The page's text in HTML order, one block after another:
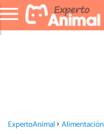
ExpertoAnimal Alimentación